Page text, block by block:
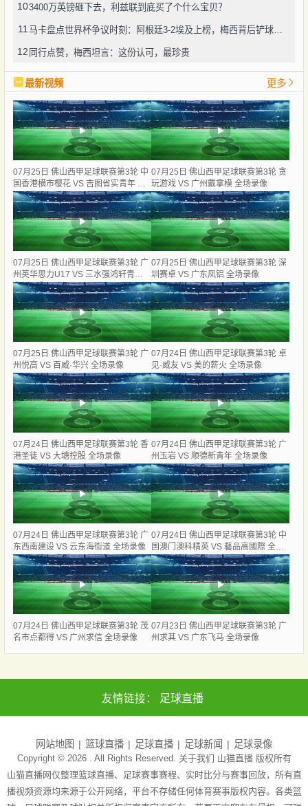
103400万英镑砸下去，利兹联到底买了个什么宝贝？
11 马卡盘点世界杯争议时刻：阿根廷3-2埃及上榜，梅西背后铲球竟没吃牌
12 同行点赞，梅西坦言：这份认可，最珍贵
最新视频 更多
07月25日 佛山西甲足球联赛第3轮 中
国香港横市樱花 VS 吉图省实青年 全
场录像
07月25日 佛山西甲足球联赛第3轮 贪
玩游戏 VS 广州戴拿模 全场录像
07月25日 佛山西甲足球联赛第3轮 广
州英华思力U17 VS 三水强鸿轩青年
全场录像
07月25日 佛山西甲足球联赛第3轮 深
圳赛卓 VS 广东凤铝 全场录像
07月25日 佛山西甲足球联赛第3轮 广
州悦高 VS 百威·华兴 全场录像
07月24日 佛山西甲足球联赛第3轮 卓
见·威友 VS 美的薪火 全场录像
07月24日 佛山西甲足球联赛第3轮 香
港圣徒 VS 大塘控股 全场录像
07月24日 佛山西甲足球联赛第3轮 广
州玉岩 VS 顺德新青年 全场录像
07月24日 佛山西甲足球联赛第3轮 广
东西南建设 VS 云东海街道 全场录像
07月24日 佛山西甲足球联赛第3轮 中
国澳门澳科精英 VS 藝品高國際 全场
录像
07月24日 佛山西甲足球联赛第3轮 茂
名市点都得 VS 广州求信 全场录像
07月23日 佛山西甲足球联赛第3轮 广
州求其 VS 广东飞马 全场录像
友情链接： 足球直播
网站地图 篮球直播 足球直播 足球新闻 足球录像
Copyright © 2026 . All Rights Reserved. 关于我们 山猫直播版权所有
山猫直播网仅整理篮球直播、足球赛事赛程、实时比分与赛事回放，所有直
播视频资源均来源于公开网络，平台不存储任何体育赛事版权内容。各类篮